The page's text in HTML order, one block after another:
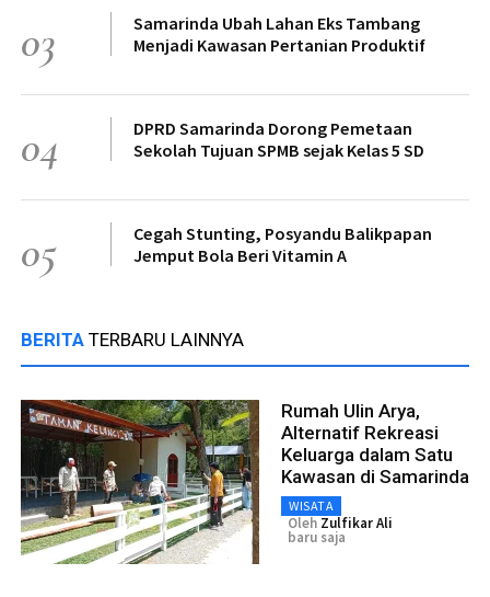
03
Samarinda Ubah Lahan Eks Tambang
Menjadi Kawasan Pertanian Produktif
04
DPRD Samarinda Dorong Pemetaan
Sekolah Tujuan SPMB sejak Kelas 5 SD
05
Cegah Stunting, Posyandu Balikpapan
Jemput Bola Beri Vitamin A
BERITA TERBARU LAINNYA
Rumah Ulin Arya,
Alternatif Rekreasi
Keluarga dalam Satu
Kawasan di Samarinda
WISATA
Oleh Zulfikar Ali
baru saja